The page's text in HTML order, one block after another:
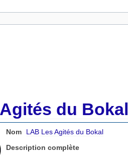
du Bokal
Nom
LAB Les Agités du Bokal
Description complète